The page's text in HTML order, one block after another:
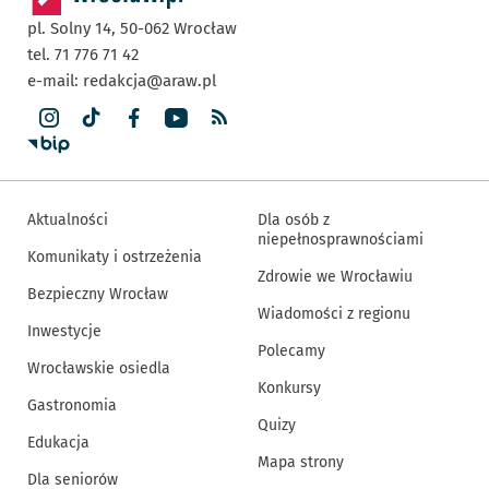
pl. Solny 14, 50-062 Wrocław
tel. 71 776 71 42
e-mail: redakcja@araw.pl
Aktualności
Komunikaty i ostrzeżenia
Bezpieczny Wrocław
Inwestycje
Wrocławskie osiedla
Gastronomia
Edukacja
Dla seniorów
Dla osób z
niepełnosprawnościami
Zdrowie we Wrocławiu
Wiadomości z regionu
Polecamy
Konkursy
Quizy
Mapa strony